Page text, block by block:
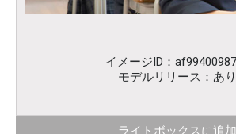
イメージID：
モデルリリース：あり
ライトボックスに追加